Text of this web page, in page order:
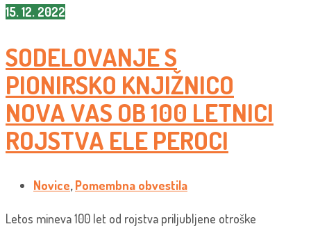
15. 12. 2022
SODELOVANJE S
PIONIRSKO KNJIŽNICO
NOVA VAS OB 100 LETNICI
ROJSTVA ELE PEROCI
Novice,Pomembna obvestila
Letos mineva 100 let od rojstva priljubljene otroške